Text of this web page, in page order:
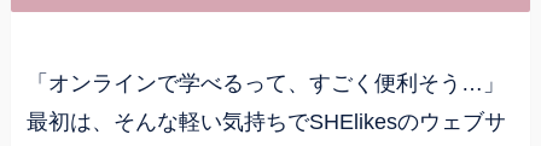
「オンラインで学べるって、すごく便利そう…」
最初は、そんな軽い気持ちでSHElikesのウェブサ